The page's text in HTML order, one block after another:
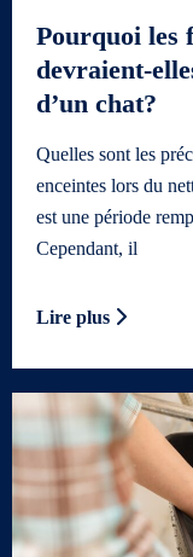
Pourquoi les
devraient-
d’un chat?
Quelles sont les
enceintes lors du
est une période
Cependant, il
Lire plus